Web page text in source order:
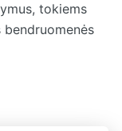
tokiems